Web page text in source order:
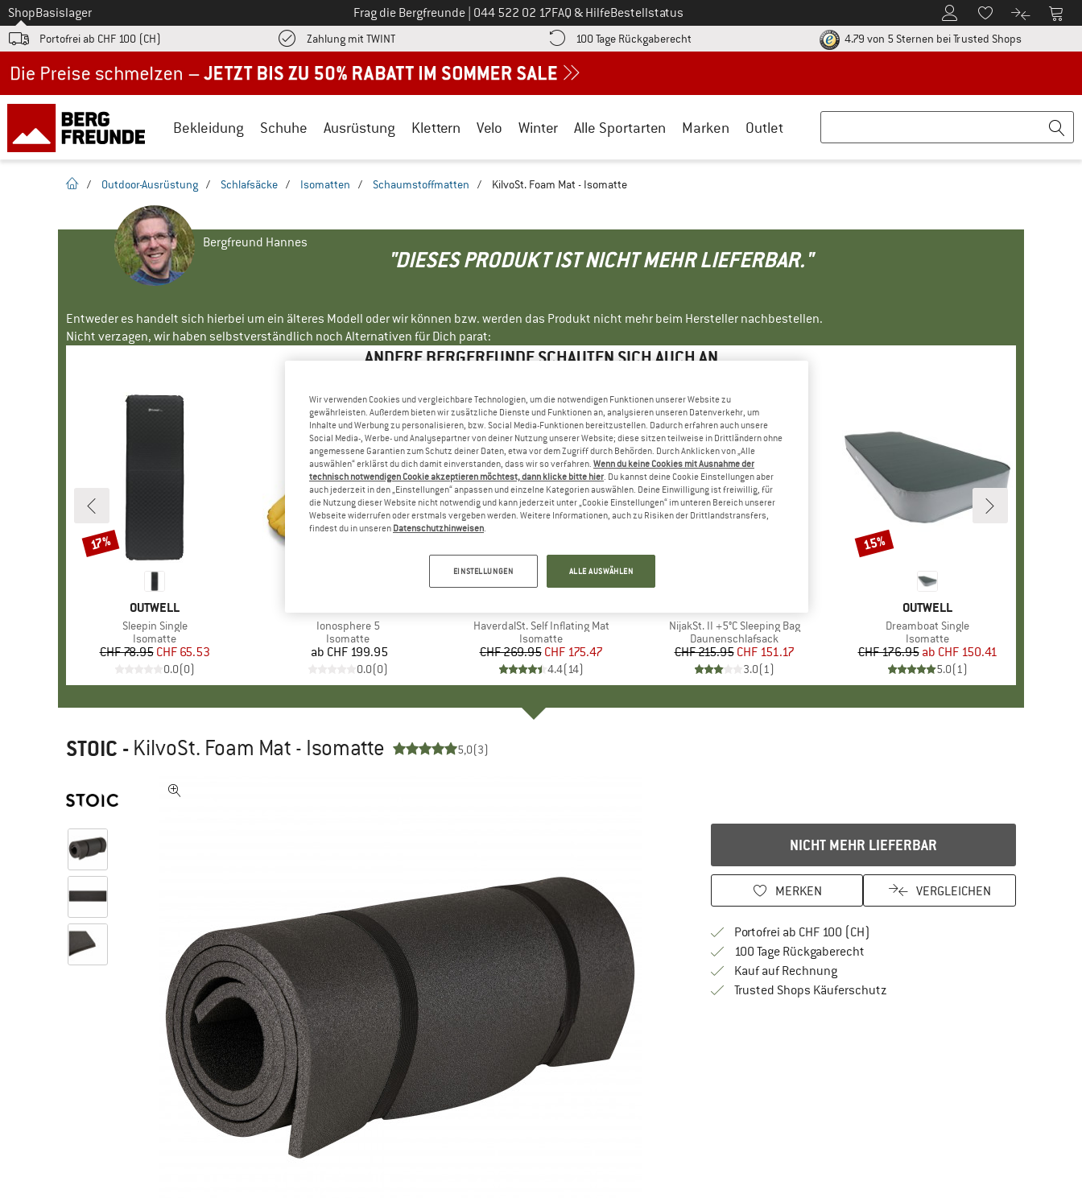
Zum
ShopBasislager Frag die Bergfreunde Ruf uns an unter
044 522 02 17FAQ & HilfeBestellstatus Zum KundenkontoZum Merkzettel.
Zum Zum
Portofrei ab CHF 100 (CH) Zahlung mit TWINTFinde die Zahlungs-Infos hier! Öffnet sich in einer Infobox
100 Tage Rückgaberecht Gehe hier zu den Rückgabe-Richtlinien Öffnet sich in einer Infobox
4.79 von 5 Sternen bei Trusted ShopsFinde alle
Bekleidung Schuhe Ausrüstung Klettern Velo Winter Alle Sportarten Marken Outlet
Startseite
/ Outdoor-Ausrüstung / Schlafsäcke / Isomatten / Schaumstoffmatten / KilvoSt. Foam Mat - Isomatte
Bergfreund Hannes
"DIESES PRODUKT IST NICHT MEHR LIEFERBAR."
Entweder es handelt sich hierbei um ein älteres Modell oder wir können bzw. werden das Produkt nicht mehr beim Hersteller nachbestellen.
Nicht verzagen, wir haben selbstverständlich noch Alternativen für Dich parat:
ANDERE BERGFREUNDE SCHAUTEN SICH AUCH AN
MARKE
OUTWELL
Artikel
Sleepin Single
Produktgruppe
Isomatte
Preis
CHF 78.95 reduzierter Preis
CHF 65.53
0.0(0)
Rabatt
17%
Artikel
Ionosphere 5
Produktgruppe
Isomatte
Preis
ab CHF 199.95
0.0(0)
Artikel
HaverdalSt. Self Inflating Mat
Produktgruppe
Isomatte
Preis
CHF 269.95reduzierter Preis
CHF 175.47
4.4(14)
Artikel
NijakSt. II +5°C Sleeping Bag
Produktgruppe
Daunenschlafsack
Preis
CHF 215.95reduzierter Preis
CHF 151.17
3.0(1)
MARKE
OUTWELL
Artikel
Dreamboat Single
Produktgruppe
Isomatte
Preis
CHF 176.95 reduzierter Preis
ab CHF 150.41
5.0(1)
Rabatt
15%
STOIC - KilvoSt. Foam Mat - Isomatte 5,0(3)
NICHT MEHR LIEFERBAR
MERKEN VERGLEICHEN
Portofrei ab CHF 100 (CH)
100 Tage RückgaberechtGehe hier zu den Rückgabe-Richtlinien
Kauf auf RechnungFinde die Zahlungs-Infos hier! Öffnet sich in
Trusted Shops KäuferschutzFinde alle Infos hier!
Wir verwenden Cookies und vergleichbare Technologien, um die notwendigen Funktionen unserer Website zu
gewährleisten. Außerdem bieten wir zusätzliche Dienste und Funktionen an, analysieren unseren Datenverkehr, um
Inhalte und Werbung zu personalisieren, bzw. Social Media-Funktionen bereitzustellen. Dadurch erfahren auch unsere
Social Media-, Werbe- und Analysepartner von deiner Nutzung unserer Website; diese sitzen teilweise in Drittländern ohne
angemessene Garantien zum Schutz deiner Daten, etwa vor dem Zugriff durch Behörden. Durch Anklicken von „Alle
auswählen“ erklärst du dich damit einverstanden, dass wir so verfahren. Wenn du keine Cookies mit Ausnahme der
technisch notwendigen Cookie akzeptieren möchtest, dann klicke bitte hier. Du kannst deine Cookie Einstellungen aber
auch jederzeit in den „Einstellungen“ anpassen und einzelne Kategorien auswählen. Deine Einwilligung ist freiwillig, für
die Nutzung dieser Website nicht notwendig und kann jederzeit unter „Cookie Einstellungen“ im unteren Bereich unserer
Webseite widerrufen oder erstmals vergeben werden. Weitere Informationen, auch zu Risiken der Drittlandstransfers,
findest du in unseren Datenschutzhinweisen.
EINSTELLUNGEN ALLE AUSWÄHLEN